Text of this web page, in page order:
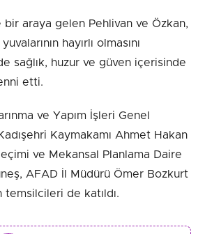
araya gelen Pehlivan ve Özkan,
hayırlı olmasını
sağlık, huzur ve güven içerisinde
etti.
ve Yapım İşleri Genel
Kaymakamı Ahmet Hakan
ve Mekansal Planlama Daire
AFAD İl Müdürü Ömer Bozkurt
temsilcileri de katıldı.